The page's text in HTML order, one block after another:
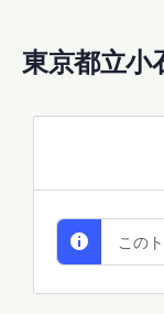
東京都立小
この